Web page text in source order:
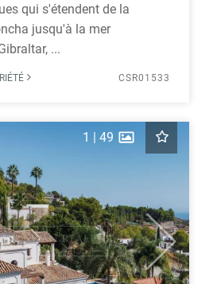
qui s'étendent de la
jusqu'à la mer
...
CSR01533
Next
1 | 49